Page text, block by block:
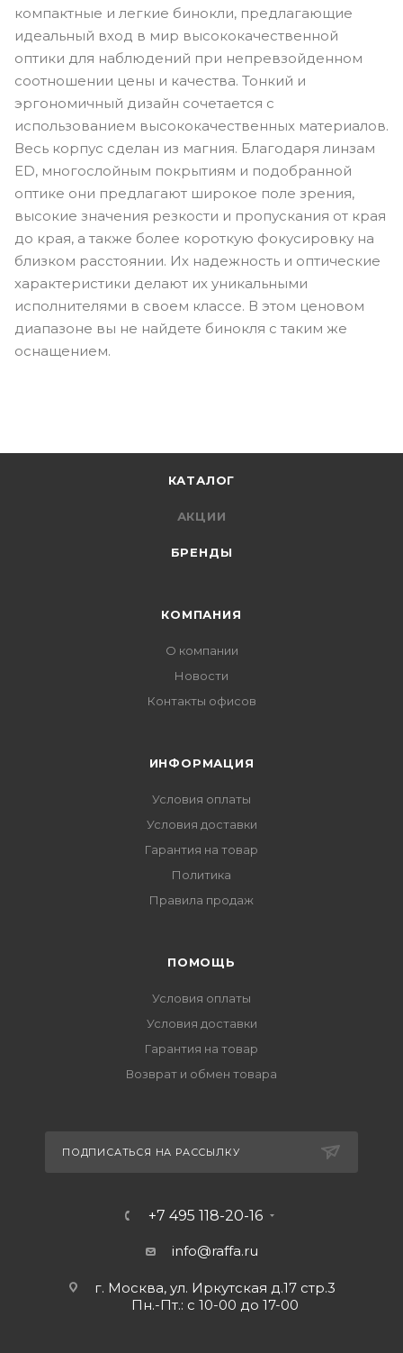
компактные и легкие бинокли, предлагающие
идеальный вход в мир высококачественной
оптики для наблюдений при непревзойденном
соотношении цены и качества. Тонкий и
эргономичный дизайн сочетается с
использованием высококачественных материалов.
Весь корпус сделан из магния. Благодаря линзам
ED, многослойным покрытиям и подобранной
оптике они предлагают широкое поле зрения,
высокие значения резкости и пропускания от края
до края, а также более короткую фокусировку на
близком расстоянии. Их надежность и оптические
характеристики делают их уникальными
исполнителями в своем классе. В этом ценовом
диапазоне вы не найдете бинокля с таким же
оснащением.
КАТАЛОГ
АКЦИИ
БРЕНДЫ
КОМПАНИЯ
О компании
Новости
Контакты офисов
ИНФОРМАЦИЯ
Условия оплаты
Условия доставки
Гарантия на товар
Политика
Правила продаж
ПОМОЩЬ
Условия оплаты
Условия доставки
Гарантия на товар
Возврат и обмен товара
ПОДПИСАТЬСЯ НА РАССЫЛКУ
+7 495 118-20-16
info@raffa.ru
г. Москва, ул. Иркутская д.17 стр.3
Пн.-Пт.: с 10-00 до 17-00